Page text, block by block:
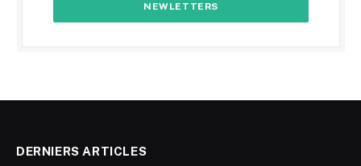
DERNIERS ARTICLES